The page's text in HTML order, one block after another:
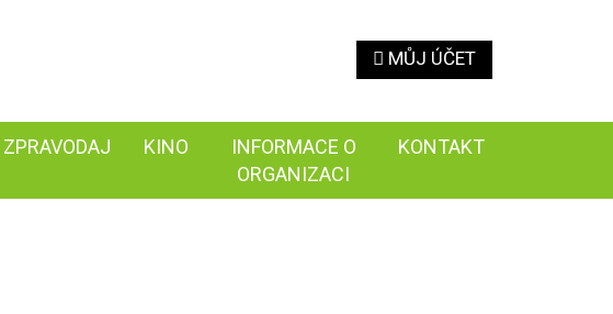
MŮJ ÚČET
ZPRAVODAJ KINO
INFORMACE O
ORGANIZACI
KONTAKT